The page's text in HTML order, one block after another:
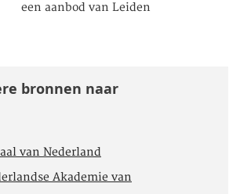
een aanbod van Leiden
bronnen naar
van Nederland
Akademie van